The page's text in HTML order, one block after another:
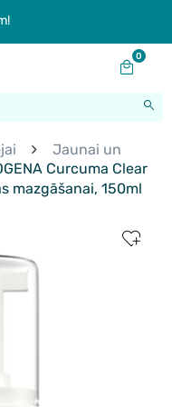
0
Jaunai un
Curcuma Clear
mazgāšanai, 150ml